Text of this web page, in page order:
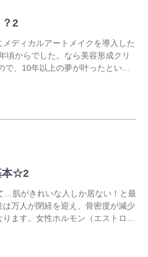
2
ディカルアートメイクを導入した
頃からでした。なら美容形成クリ
で、10年以上の夢が叶ったという
本☆2
…肌がきれいな人しか居ない！と最
万人が閉経を迎え、骨密度が減少
ます。女性ホルモン（エストロゲ